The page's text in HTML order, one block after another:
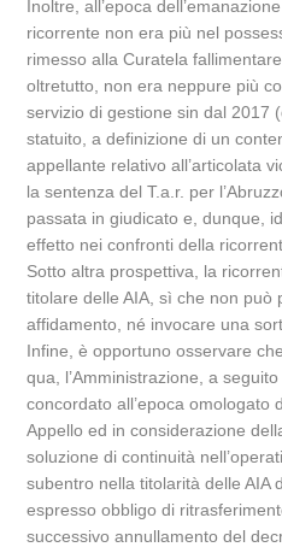
Inoltre, all’epoca
ricorrente non era più nel
rimesso alla Curatela
oltretutto, non era neppure più
servizio di gestione sin dal 2017
statuito, a definizione di un
appellante relativo all’articolata
la sentenza del T.a.r. per
passata in giudicato e, dunque,
effetto nei confronti della
Sotto altra prospettiva, la
titolare delle AIA, sì che non può
affidamento, né invocare una
Infine, è opportuno osservare
qua, l’Amministrazione, a
concordato all’epoca omologato
Appello ed in considerazione
soluzione di continuità
subentro nella titolarità delle AIA
espresso obbligo di
successivo annullamento del